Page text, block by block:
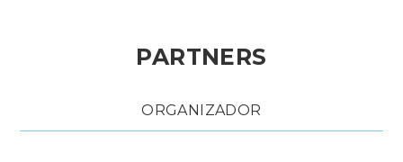
PARTNERS
ORGANIZADOR